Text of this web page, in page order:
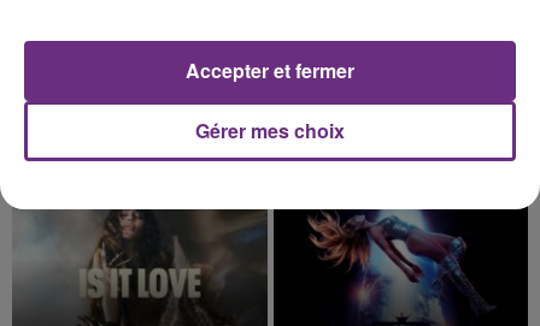
C'était l'une des institutions du centre-ville
rémois. Le magasin JouéClub est contraint de
fermer ses portes.
TITRES DIFFUSÉSGérer mes choix
Accepter et fermer